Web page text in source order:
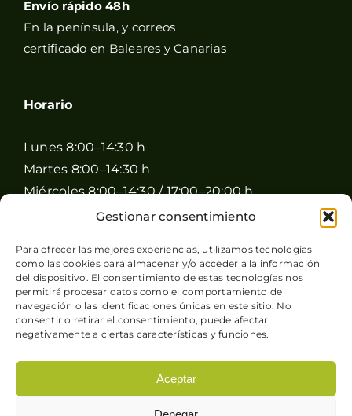
Gestionar consentimiento
Para ofrecer las mejores experiencias, utilizamos tecnologías
como las cookies para almacenar y/o acceder a la información
del dispositivo. El consentimiento de estas tecnologías nos
permitirá procesar datos como el comportamiento de
navegación o las identificaciones únicas en este sitio. No
consentir o retirar el consentimiento, puede afectar
negativamente a ciertas características y funciones.
Aceptar
Envío rápido 48h
En la península, y correos
certificado en Baleares y Canarias
Horario
Lunes 8:00–14:30 h
Martes 8:00–14:30 h
Miércoles 8:00–14:30 / 17:00–20:00 h
Jueves 8:00–14:30 / 17:00–20:00 h
Sábado 8:00–15:00 h
Domingo Cerrado